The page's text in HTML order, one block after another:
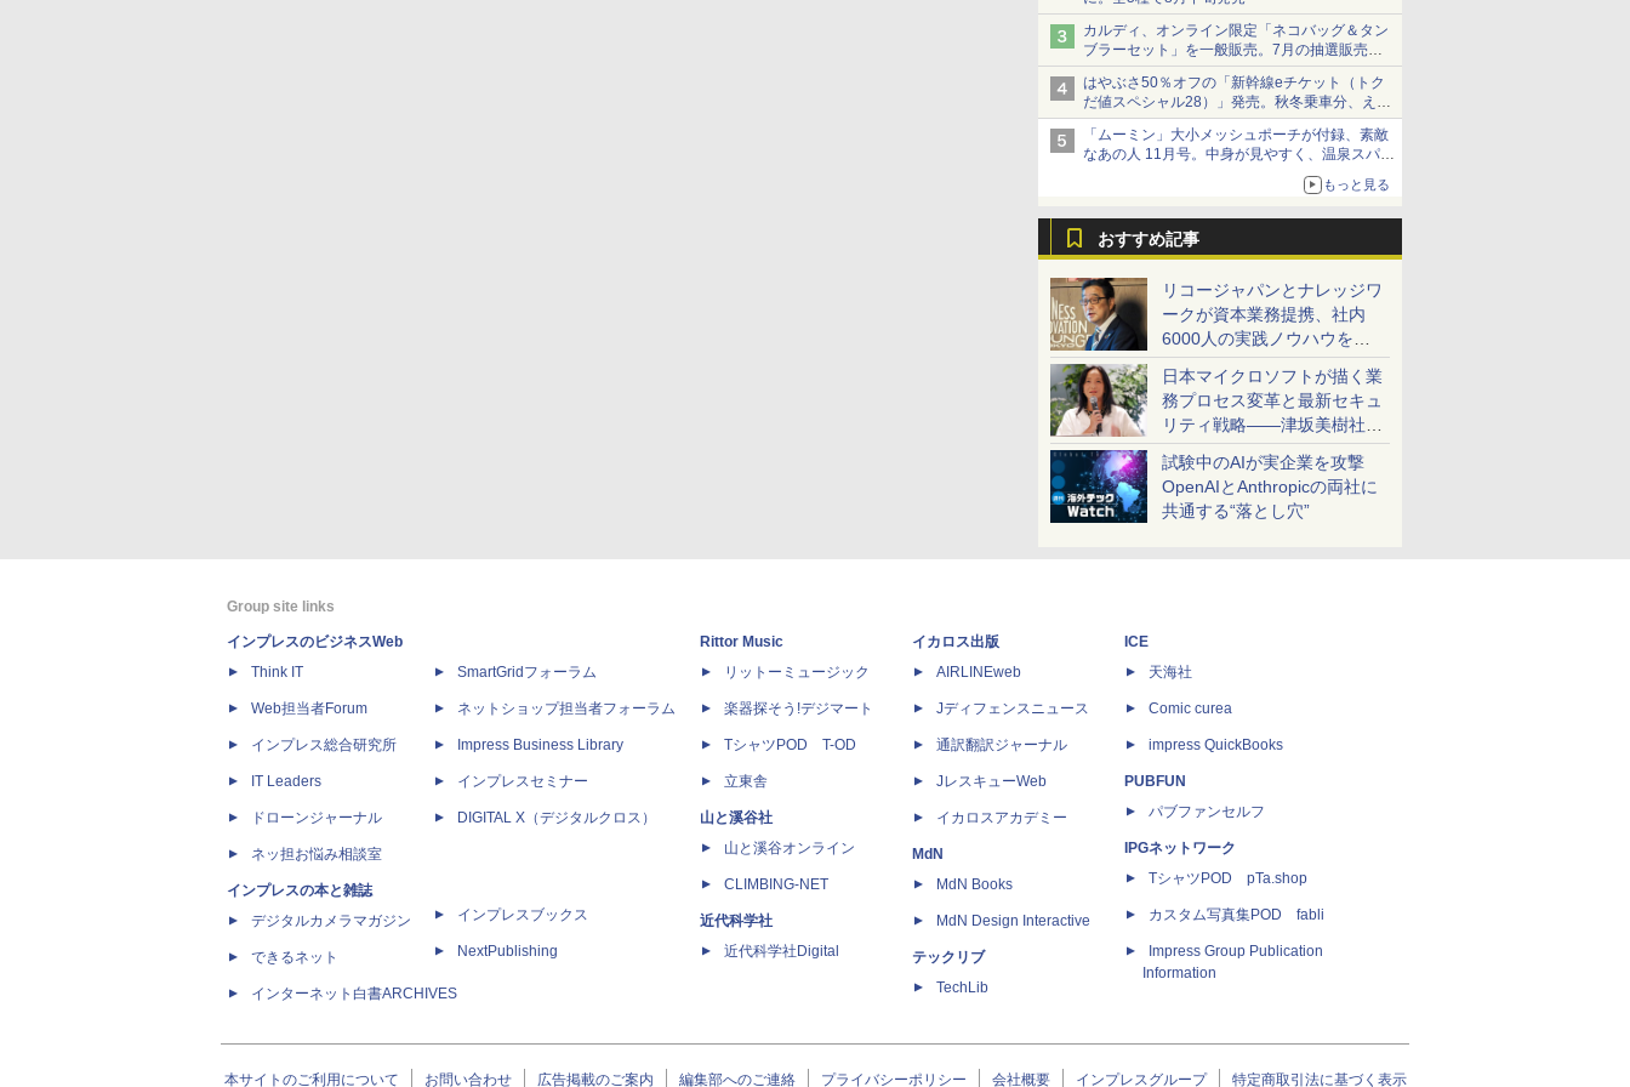
カルディ、オンライン限定「ネコバッグ＆タン
ブラーセット」を一般販売。7月の抽選販売の
当選無効分
はやぶさ50％オフの「新幹線eチケット（トク
だ値スペシャル28）」発売。秋冬乗車分、えき
ねっと限定
「ムーミン」大小メッシュポーチが付録、素敵
なあの人 11月号。中身が見やすく、温泉スパに
もっと見る
おすすめ記事
リコージャパンとナレッジワ
ークが資本業務提携、社内
6000人の実践ノウハウを生
かした「AI商談記録 for
RICOH」を展開へ
日本マイクロソフトが描く業
務プロセス変革と最新セキュ
リティ戦略――津坂美樹社長
が2027年度戦略を説明
試験中のAIが実企業を攻撃
OpenAIとAnthropicの両社に
共通する“落とし穴”
Group site links
インプレスのビジネスWeb
Think IT
Web担当者Forum
インプレス総合研究所
IT Leaders
ドローンジャーナル
ネッ担お悩み相談室
インプレスの本と雑誌
デジタルカメラマガジン
できるネット
インターネット白書ARCHIVES
SmartGridフォーラム
ネットショップ担当者フォーラム
Impress Business Library
インプレスセミナー
DIGITAL X（デジタルクロス）
インプレスブックス
NextPublishing
Rittor Music
リットーミュージック
楽器探そう!デジマート
TシャツPOD T-OD
立東舎
山と溪谷社
山と溪谷オンライン
CLIMBING-NET
近代科学社
近代科学社Digital
イカロス出版
AIRLINEweb
Jディフェンスニュース
通訳翻訳ジャーナル
JレスキューWeb
イカロスアカデミー
MdN
MdN Books
MdN Design Interactive
テックリブ
TechLib
ICE
天海社
Comic curea
impress QuickBooks
PUBFUN
パブファンセルフ
IPGネットワーク
TシャツPOD pTa.shop
カスタム写真集POD fabli
Impress Group Publication
Information
本サイトのご利用について お問い合わせ 広告掲載のご案内 編集部へのご連絡 プライバシーポリシー 会社概要 インプレスグループ 特定商取引法に基づく表示